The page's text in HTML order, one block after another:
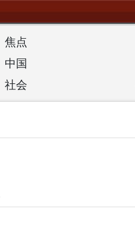
焦点
中国
社会